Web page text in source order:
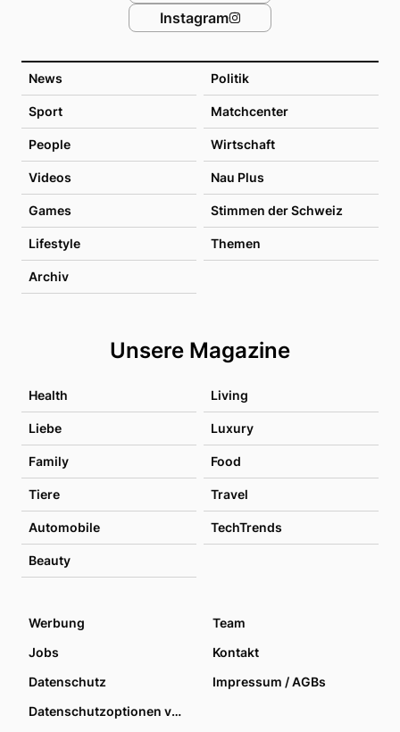
News Politik
Sport Matchcenter
People Wirtschaft
Videos Nau Plus
Games Stimmen der Schweiz
Lifestyle Themen
Archiv
Unsere Magazine
Health Living
Liebe Luxury
Family Food
Tiere Travel
Automobile TechTrends
Beauty
Instagram
Werbung
Team
Jobs
Kontakt
Datenschutz
Impressum / AGBs
Datenschutzoptionen verwalten